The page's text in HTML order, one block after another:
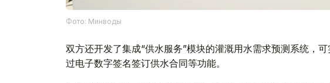
Фото: Минводы
双方还开发了集成“供水服务”模块的灌溉用水需求预测系统，
过电子数字签名签订供水合同等功能。